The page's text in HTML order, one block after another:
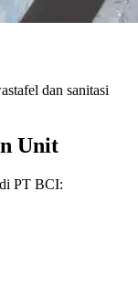
dan sanitasi
Unit
PT BCI: